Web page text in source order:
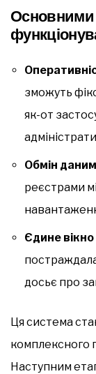
Основними
зможуть
як-от
Обмін
реєстрами
Єдине
досьє про
Ця система
комплексного
Наступним